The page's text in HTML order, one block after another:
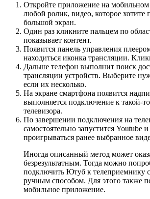
Откройте приложение на мобильном
любой ролик, видео, которое хотите
большой экран.
Один раз кликните пальцем по
показывает контент.
Появится панель управления
находиться иконка трансляции.
Дальше телефон выполнит поиск
трансляции устройств. Выберите
если их несколько.
На экране смартфона появится
выполняется подключение к такой-
телевизора.
По завершении подключения на
самостоятельно запустится Youtube
проигрываться ранее выбранное
Иногда описанный метод может
безрезультатным. Тогда можно
подключить Ютуб к телеприемнику
ручным способом. Для этого также
мобильное приложение.